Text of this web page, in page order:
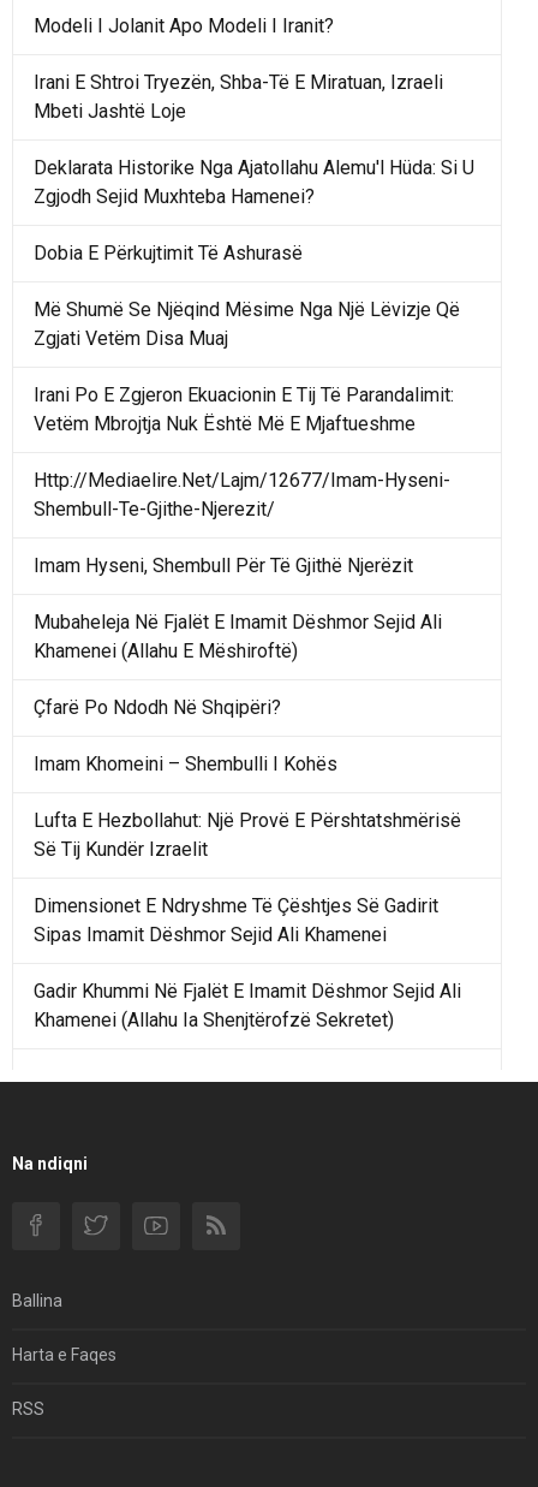
Modeli I Jolanit Apo Modeli I Iranit?
Irani E Shtroi Tryezën, Shba-Të E Miratuan, Izraeli
Mbeti Jashtë Loje
Deklarata Historike Nga Ajatollahu Alemu'l Hüda: Si U
Zgjodh Sejid Muxhteba Hamenei?
Dobia E Përkujtimit Të Ashurasë
Më Shumë Se Njëqind Mësime Nga Një Lëvizje Që
Zgjati Vetëm Disa Muaj
Irani Po E Zgjeron Ekuacionin E Tij Të Parandalimit:
Vetëm Mbrojtja Nuk Është Më E Mjaftueshme
Http://Mediaelire.Net/Lajm/12677/Imam-Hyseni-
Shembull-Te-Gjithe-Njerezit/
Imam Hyseni, Shembull Për Të Gjithë Njerëzit
Mubaheleja Në Fjalët E Imamit Dëshmor Sejid Ali
Khamenei (Allahu E Mëshiroftë)
Çfarë Po Ndodh Në Shqipëri?
Imam Khomeini – Shembulli I Kohës
Lufta E Hezbollahut: Një Provë E Përshtatshmërisë
Së Tij Kundër Izraelit
Dimensionet E Ndryshme Të Çështjes Së Gadirit
Sipas Imamit Dëshmor Sejid Ali Khamenei
Gadir Khummi Në Fjalët E Imamit Dëshmor Sejid Ali
Khamenei (Allahu Ia Shenjtërofzë Sekretet)
Filmi I Shkurtër Iranian “Pasta Alfredo” Ka Udhëtuar
Na ndiqni
Ballina
Harta e Faqes
RSS